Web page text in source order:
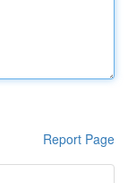
Report Page